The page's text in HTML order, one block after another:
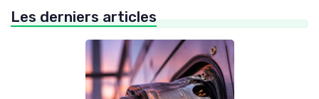
Les derniers articles